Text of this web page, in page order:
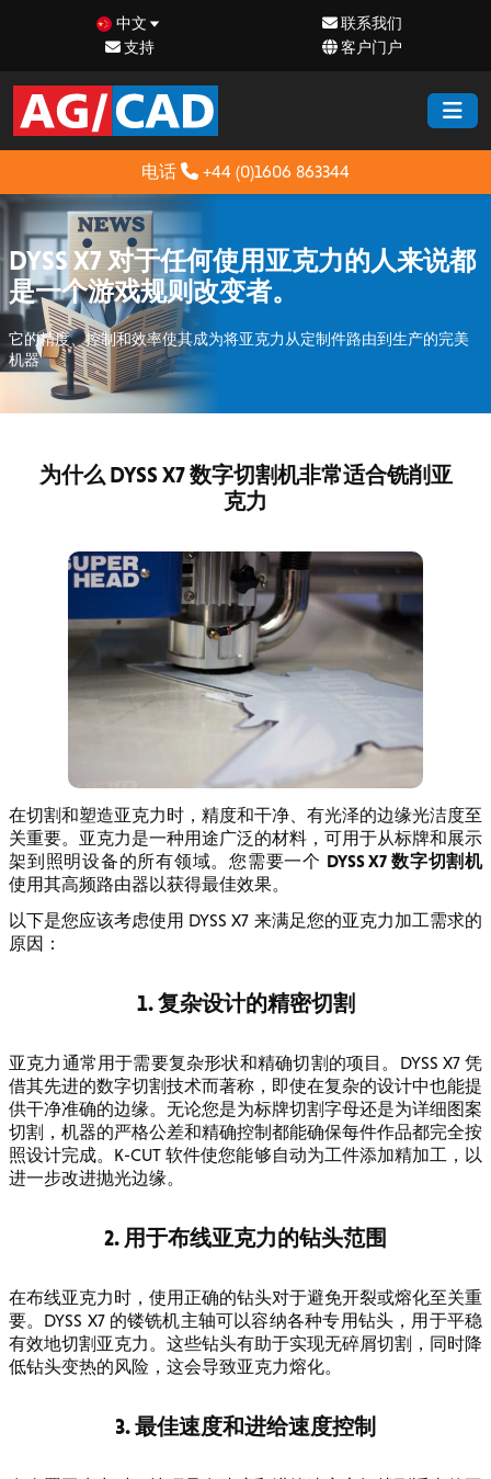
中文
联系我们
支持
客户门户
电话 +44 (0)1606 863344
DYSS X7 对于任何使用亚克力的人来说都
是一个游戏规则改变者。
它的精度、控制和效率使其成为将亚克力从定制件路由到生产的完美
机器
为什么 DYSS X7 数字切割机非常适合铣削亚
克力
在切割和塑造亚克力时，精度和干净、有光泽的边缘光洁度至
关重要。亚克力是一种用途广泛的材料，可用于从标牌和展示
架到照明设备的所有领域。您需要一个 DYSS X7 数字切割机
使用其高频路由器以获得最佳效果。
以下是您应该考虑使用 DYSS X7 来满足您的亚克力加工需求的
原因：
1. 复杂设计的精密切割
亚克力通常用于需要复杂形状和精确切割的项目。DYSS X7 凭
借其先进的数字切割技术而著称，即使在复杂的设计中也能提
供干净准确的边缘。无论您是为标牌切割字母还是为详细图案
切割，机器的严格公差和精确控制都能确保每件作品都完全按
照设计完成。K-CUT 软件使您能够自动为工件添加精加工，以
进一步改进抛光边缘。
2. 用于布线亚克力的钻头范围
在布线亚克力时，使用正确的钻头对于避免开裂或熔化至关重
要。DYSS X7 的镂铣机主轴可以容纳各种专用钻头，用于平稳
有效地切割亚克力。这些钻头有助于实现无碎屑切割，同时降
低钻头变热的风险，这会导致亚克力熔化。
3. 最佳速度和进给速度控制